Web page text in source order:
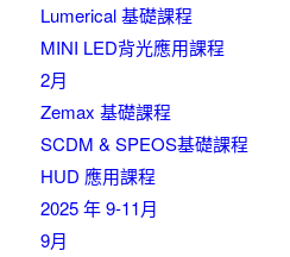
Lumerical 基礎課程
MINI LED背光應用課程
2月
Zemax 基礎課程
SCDM & SPEOS基礎課程
HUD 應用課程
2025 年 9-11月
9月